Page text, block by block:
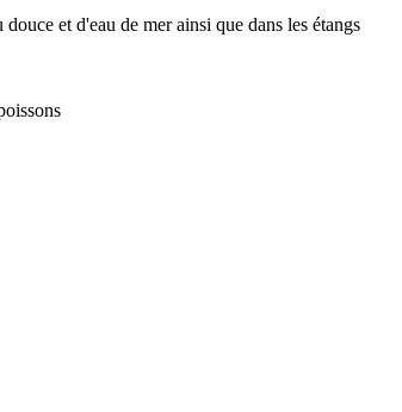
et d'eau de mer ainsi que dans les étangs